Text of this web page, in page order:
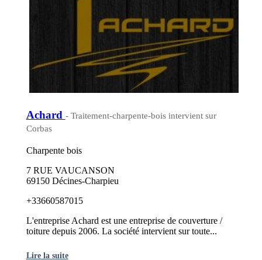
Achard - Traitement-charpente-bois intervient sur
Corbas
Charpente bois
7 RUE VAUCANSON
69150 Décines-Charpieu
+33660587015
L'entreprise Achard est une entreprise de couverture /
toiture depuis 2006. La société intervient sur toute...
Lire la suite